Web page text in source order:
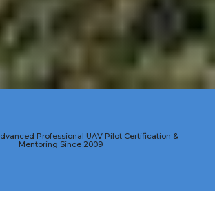
Professional UAV Pilot Certification &
Mentoring Since 2009